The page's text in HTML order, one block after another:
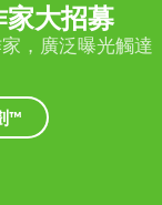
家大招募
，廣泛曝光觸達
™